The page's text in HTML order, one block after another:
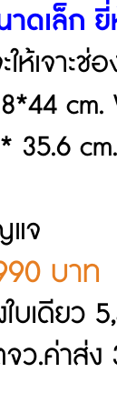
ดเล็ก
ให้เจา
35.6
แจ
บาท
เดียว
.ค่าส่ง